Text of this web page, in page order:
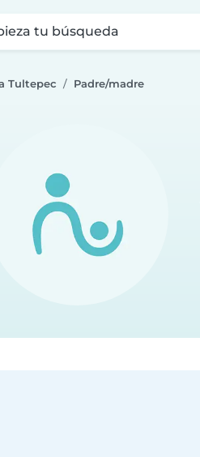
tu búsqueda
Tultepec Padre/madre